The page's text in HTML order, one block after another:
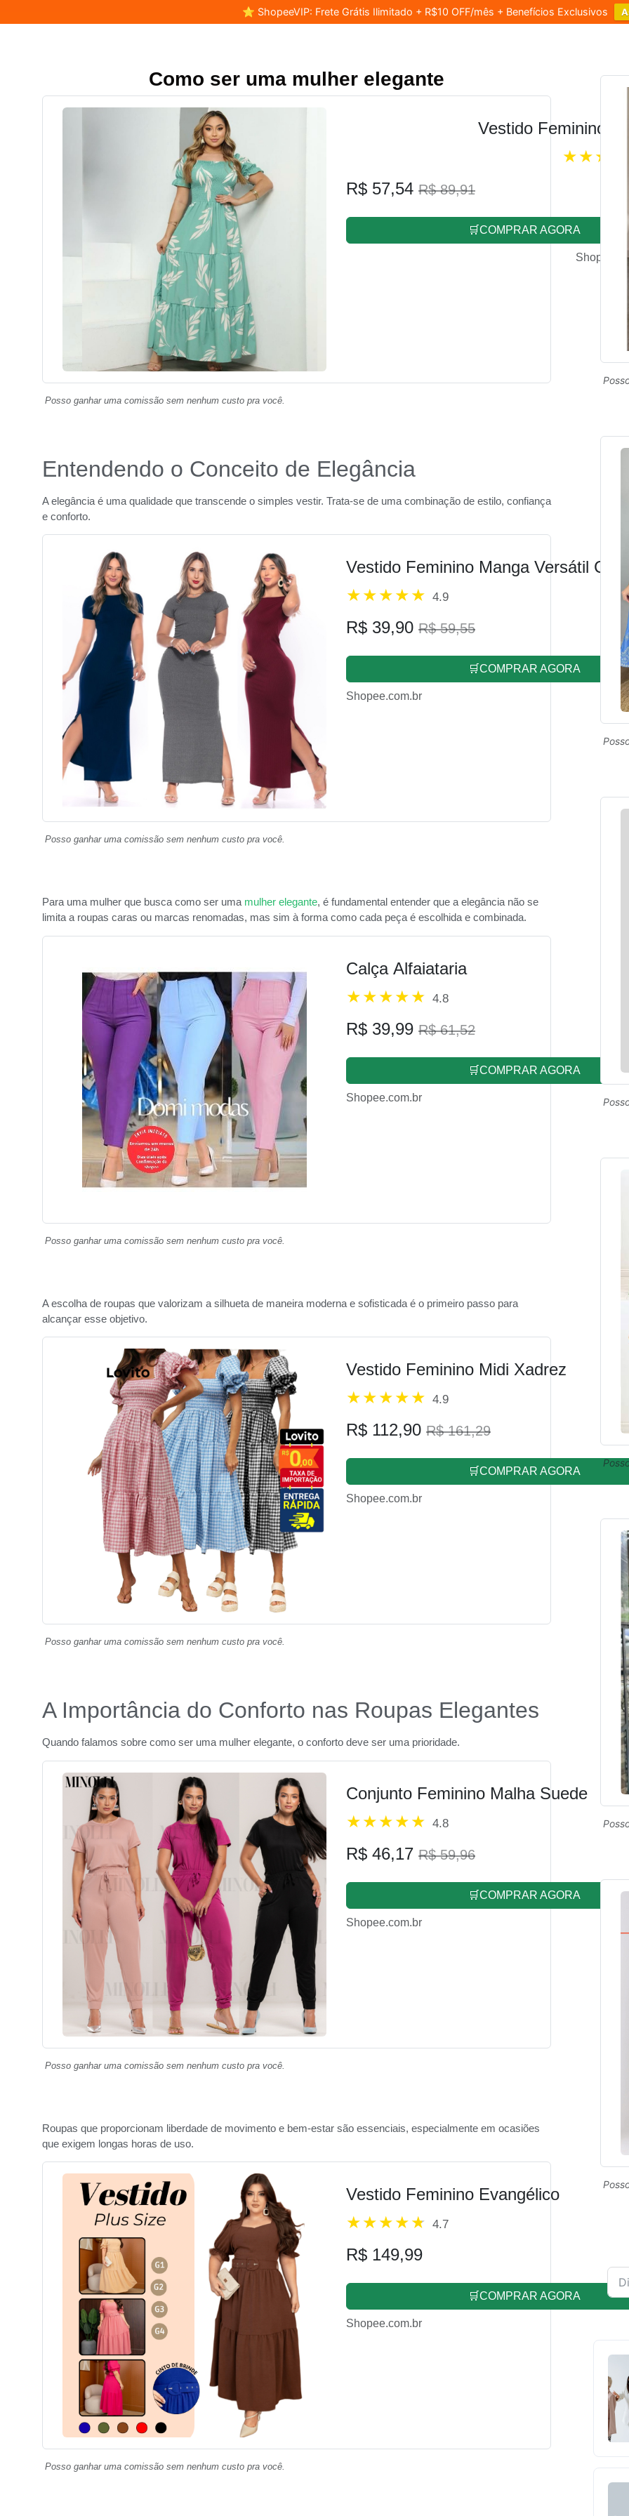
⭐ ShopeeVIP: Frete Grátis Ilimitado + R$10 OFF/mês + Benefícios Exclusivos
Como ser uma mulher elegante
Vestido Feminino
R$ 57,54 R$ 89,91
🛒COMPRAR AGORA
Posso ganhar uma comissão sem nenhum custo pra você.
Entendendo o Conceito de Elegância
A elegância é uma qualidade que transcende o simples vestir. Trata-se de uma combinação de estilo, confiança
e conforto.
Vestido Feminino Manga Versátil
4.9
R$ 39,90 R$ 59,55
🛒COMPRAR AGORA
Shopee.com.br
Posso ganhar uma comissão sem nenhum custo pra você.
Para uma mulher que busca como ser uma mulher elegante, é fundamental entender que a elegância não se
limita a roupas caras ou marcas renomadas, mas sim à forma como cada peça é escolhida e combinada.
Calça Alfaiataria
4.8
R$ 39,99 R$ 61,52
🛒COMPRAR AGORA
Shopee.com.br
Posso ganhar uma comissão sem nenhum custo pra você.
A escolha de roupas que valorizam a silhueta de maneira moderna e sofisticada é o primeiro passo para
alcançar esse objetivo.
Vestido Feminino Midi Xadrez
4.9
R$ 112,90 R$ 161,29
🛒COMPRAR AGORA
Shopee.com.br
Posso ganhar uma comissão sem nenhum custo pra você.
A Importância do Conforto nas Roupas Elegantes
Quando falamos sobre como ser uma mulher elegante, o conforto deve ser uma prioridade.
Conjunto Feminino Malha Suede
4.8
R$ 46,17 R$ 59,96
🛒COMPRAR AGORA
Shopee.com.br
Posso ganhar uma comissão sem nenhum custo pra você.
Roupas que proporcionam liberdade de movimento e bem-estar são essenciais, especialmente em ocasiões
que exigem longas horas de uso.
Vestido Feminino Evangélico
4.7
R$ 149,99
🛒COMPRAR AGORA
Shopee.com.br
Posso ganhar uma comissão sem nenhum custo pra você.